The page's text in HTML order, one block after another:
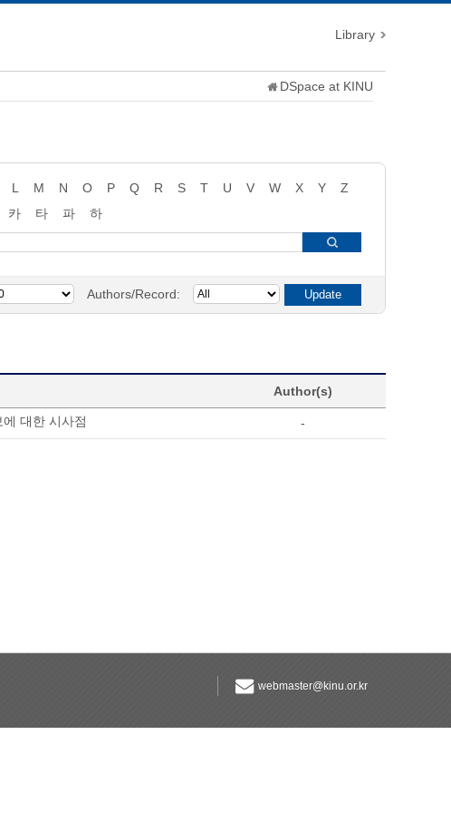
Library
DSpace at KINU
L M N O P Q R S T U V W X Y
Z
카 타 파
하
Authors/Record:
Author(s)
대한 시사점 -
webmaster@kinu.or.kr